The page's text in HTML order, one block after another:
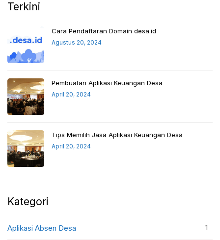
Terkini
Cara Pendaftaran Domain desa.id
Agustus 20, 2024
Pembuatan Aplikasi Keuangan Desa
April 20, 2024
Tips Memilih Jasa Aplikasi Keuangan Desa
April 20, 2024
Kategori
Aplikasi Absen Desa 1